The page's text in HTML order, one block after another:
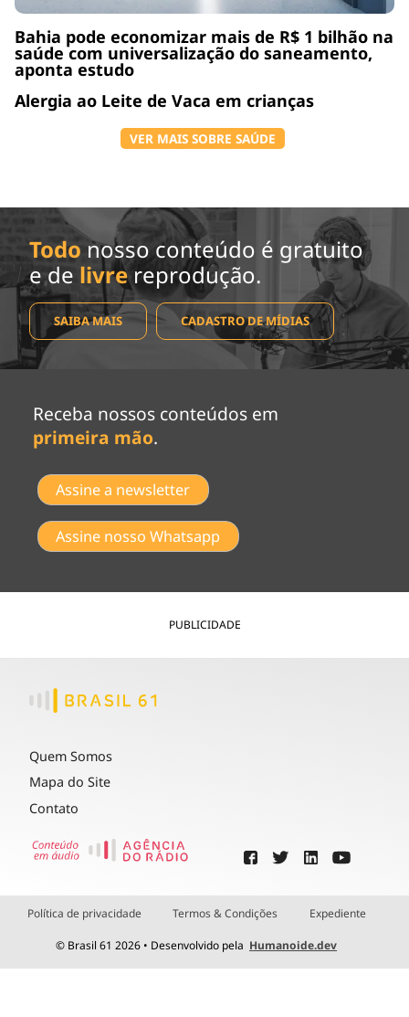
Bahia pode economizar mais de R$ 1 bilhão na
saúde com universalização do saneamento,
aponta estudo
Alergia ao Leite de Vaca em crianças
VER MAIS SOBRE SAÚDE
Todo nosso conteúdo é gratuito
e de livrereprodução.
SAIBA MAIS CADASTRO DE MÍDIAS
Receba nossos conteúdos em
primeira mão.
Assine a newsletter
Assine nosso Whatsapp
PUBLICIDADE
Quem Somos
Mapa do Site
Contato
Política de privacidade Termos & Condições Expediente
© Brasil 61 2026 • Desenvolvido pela Humanoide.dev